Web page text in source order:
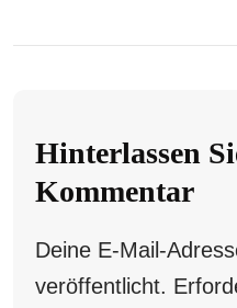
Hinterlassen
Kommentar
Deine E-Mail-
veröffentlicht.